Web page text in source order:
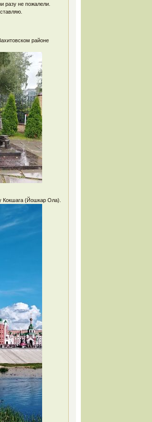
разу не пожалели.
районе
Кокшага (Йошкар Ола).